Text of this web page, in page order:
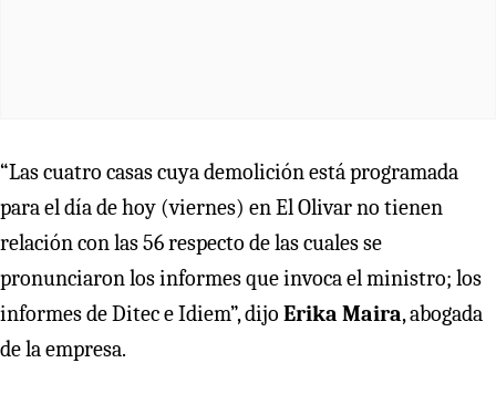
“Las cuatro casas cuya demolición está programada
para el día de hoy (viernes) en El Olivar no tienen
relación con las 56 respecto de las cuales se
pronunciaron los informes que invoca el ministro; los
informes de Ditec e Idiem”, dijo Erika Maira, abogada
de la empresa.